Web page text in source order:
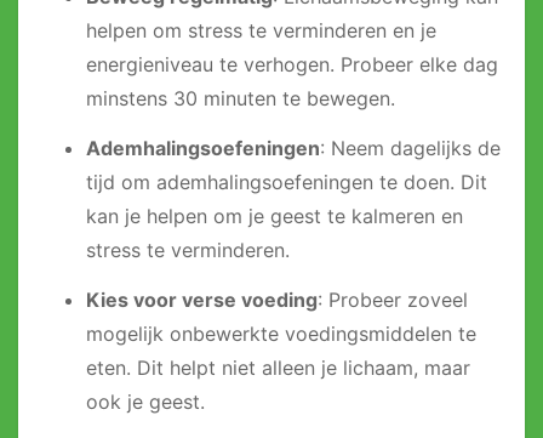
helpen om stress te verminderen en je
energieniveau te verhogen. Probeer elke dag
minstens 30 minuten te bewegen.
Ademhalingsoefeningen: Neem dagelijks de
tijd om ademhalingsoefeningen te doen. Dit
kan je helpen om je geest te kalmeren en
stress te verminderen.
Kies voor verse voeding: Probeer zoveel
mogelijk onbewerkte voedingsmiddelen te
eten. Dit helpt niet alleen je lichaam, maar
ook je geest.